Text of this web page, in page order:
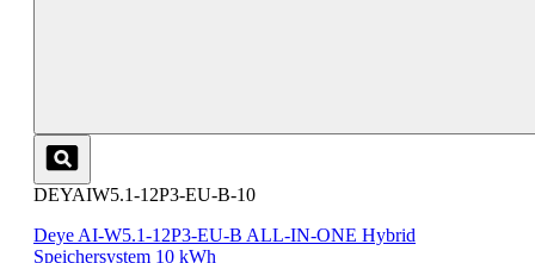
DEYAIW5.1-12P3-EU-B-10
Deye AI-W5.1-12P3-EU-B ALL-IN-ONE Hybrid
Speichersystem 10 kWh